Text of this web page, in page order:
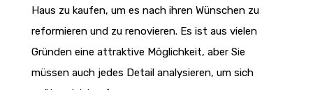
Haus zu kaufen, um es nach ihren Wünschen zu
reformieren und zu renovieren. Es ist aus vielen
Gründen eine attraktive Möglichkeit, aber Sie
müssen auch jedes Detail analysieren, um sich